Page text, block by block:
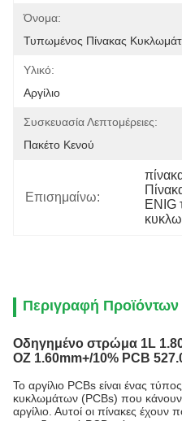
Όνομα:
Τυπωμένος Πίνακας
Υλικό:
Αργίλιο
Συσκευασία Λεπτομέρειες:
Πακέτο Κενού
Επισημαίνω:
ENIG
Περιγραφή Προϊόντων
Οδηγημένο στρώμα 1L
OZ 1.60mm+/10% PCB
Το αργίλιο PCBs είναι ένας
κυκλωμάτων (PCBs) που
αργίλιο. Αυτοί οι πίνακες